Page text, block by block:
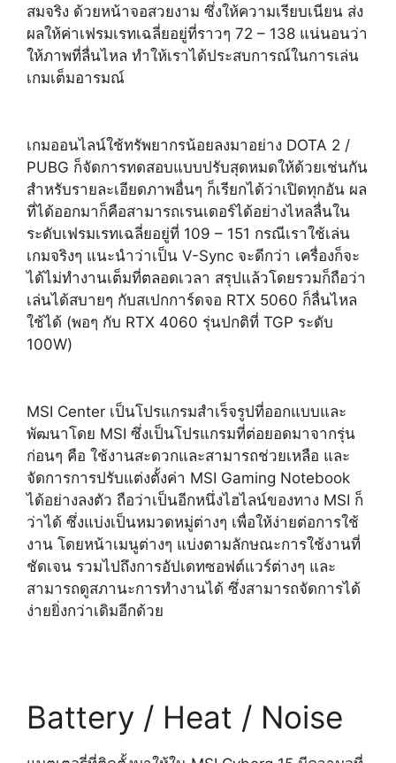
สมจริง ด้วยหน้าจอสวยงาม ซึ่งให้ความเรียบเนียน ส่ง
ผลให้ค่าเฟรมเรทเฉลี่ยอยู่ที่ราวๆ 72 – 138 แน่นอนว่า
ให้ภาพที่ลื่นไหล ทำให้เราได้ประสบการณ์ในการเล่น
เกมเต็มอารมณ์
เกมออนไลน์ใช้ทรัพยากรน้อยลงมาอย่าง DOTA 2 /
PUBG ก็จัดการทดสอบแบบปรับสุดหมดให้ด้วยเช่นกัน
สำหรับรายละเอียดภาพอื่นๆ ก็เรียกได้ว่าเปิดทุกอัน ผล
ที่ได้ออกมาก็คือสามารถเรนเดอร์ได้อย่างไหลลื่นใน
ระดับเฟรมเรทเฉลี่ยอยู่ที่ 109 – 151 กรณีเราใช้เล่น
เกมจริงๆ แนะนำว่าเป็น V-Sync จะดีกว่า เครื่องก็จะ
ได้ไม่ทำงานเต็มที่ตลอดเวลา สรุปแล้วโดยรวมก็ถือว่า
เล่นได้สบายๆ กับสเปกการ์ดจอ RTX 5060 ก็ลื่นไหล
ใช้ได้ (พอๆ กับ RTX 4060 รุ่นปกติที่ TGP ระดับ
100W)
MSI Center เป็นโปรแกรมสำเร็จรูปที่ออกแบบและ
พัฒนาโดย MSI ซึ่งเป็นโปรแกรมที่ต่อยอดมาจากรุ่น
ก่อนๆ คือ ใช้งานสะดวกและสามารถช่วยเหลือ และ
จัดการการปรับแต่งตั้งค่า MSI Gaming Notebook
ได้อย่างลงตัว ถือว่าเป็นอีกหนึ่งไฮไลน์ของทาง MSI ก็
ว่าได้ ซึ่งแบ่งเป็นหมวดหมู่ต่างๆ เพื่อให้ง่ายต่อการใช้
งาน โดยหน้าเมนูต่างๆ แบ่งตามลักษณะการใช้งานที่
ชัดเจน รวมไปถึงการอัปเดทซอฟต์แวร์ต่างๆ และ
สามารถดูสภานะการทำงานได้ ซึ่งสามารถจัดการได้
ง่ายยิ่งกว่าเดิมอีกด้วย
Battery / Heat / Noise